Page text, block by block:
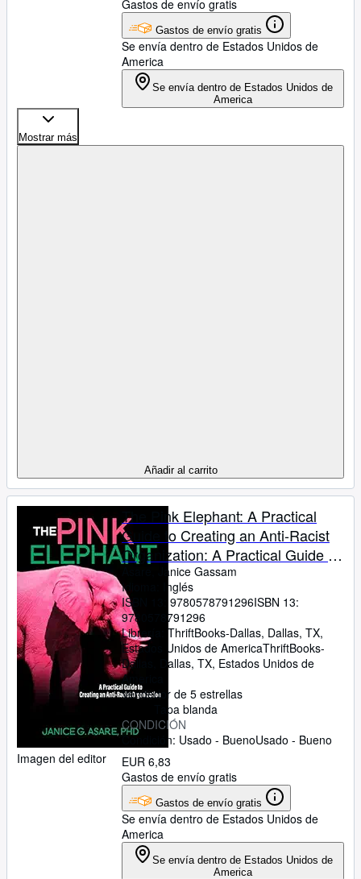
Gastos de envío gratis
Gastos de envío gratis
Se envía dentro de Estados Unidos de
America
Se envía dentro de Estados Unidos de
America
Mostrar más
Añadir al carrito
Imagen del editor
The Pink Elephant: A Practical
Guide to Creating an Anti-Racist
Organization: A Practical Guide to
Creating an Anti-Racist: A
Practical Guide
Asare, Janice Gassam
Idioma: Inglés
ISBN 13: 9780578791296ISBN 13:
9780578791296
Librería: ThriftBooks-Dallas, Dallas, TX,
Estados Unidos de AmericaThriftBooks-
Dallas
Dallas, TX, Estados Unidos de
America
Vendedor de 5 estrellas
Tapa blanda
CONDICIÓN
Condición: Usado - BuenoUsado - Bueno
EUR 6,83
Gastos de envío gratis
Gastos de envío gratis
Se envía dentro de Estados Unidos de
America
Se envía dentro de Estados Unidos de
America